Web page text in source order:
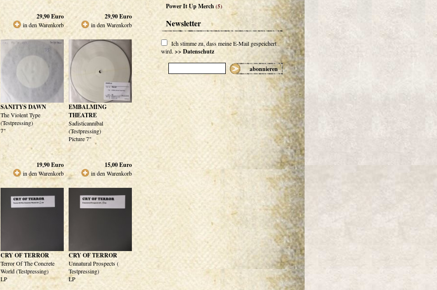
29,90Euro
in den Warenkorb
29,90Euro
in den Warenkorb
SANITYS DAWN
The Violent Type
(Testpressing)
7"
19,90Euro
in den Warenkorb
EMBALMING
THEATRE
Sadisticannibal
(Testpressing)
Picture 7"
15,00Euro
in den Warenkorb
CRY OF TERROR
Terror Of The Concrete
World (Testpressing)
LP
CRY OF TERROR
Unnatural Prospects (
Testpressing)
LP
Power It Up Merch(5)
Newsletter
Ich stimme zu, dass meine E-Mail gespeichert
wird. >> Datenschutz
abonnieren